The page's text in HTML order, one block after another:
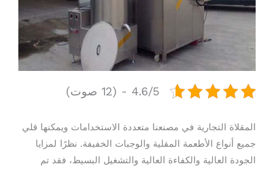
4.6/5 - (12 صوت)
المقلاة التجارية في مصنعنا متعددة الاستخدامات ويمكنها قلي
جميع أنواع الأطعمة المقلية والوجبات الخفيفة. نظرًا لمزايا
الجودة العالية والكفاءة العالية والتشغيل البسيط، فقد تم